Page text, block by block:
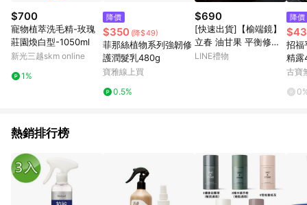
$700
寵物植萃洗毛精-玫瑰
莊園煥白型-1050ml
新光三越skm online
1%
降價
$350 (降$49)
菲那絲植物系列強韌修
護潤髮乳480g
寶雅線上買
0.5%
$690
[快速出貨]【榆端鏡】
立春 油甘果 平衡修護
沐浴精 (450ML)
LINE禮物
降價
招福
精
g（
古寶
熱銷排行榜